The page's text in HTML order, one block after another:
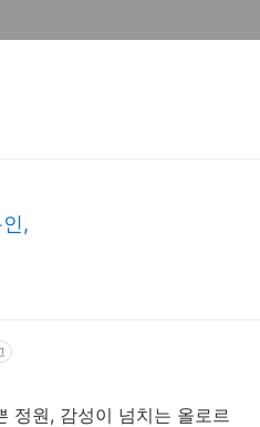
,
정원, 감성이 넘치는 올로르